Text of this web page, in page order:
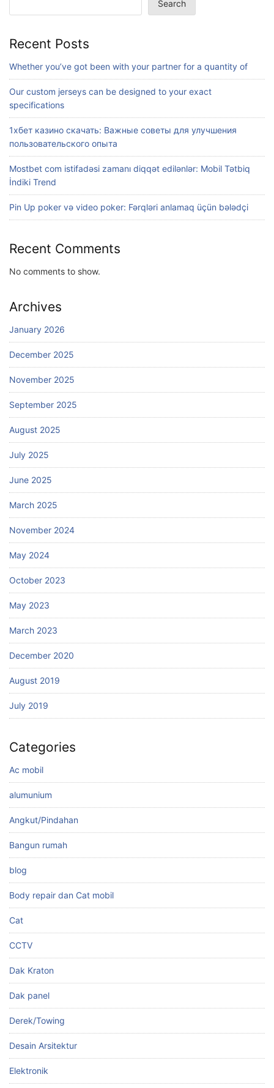
Search
Recent Posts
Whether you’ve got been with your partner for a quantity of
Our custom jerseys can be designed to your exact
specifications
1хбет казино скачать: Важные советы для улучшения
пользовательского опыта
Mostbet com istifadəsi zamanı diqqət edilənlər: Mobil Tətbiq
İndiki Trend
Pin Up poker və video poker: Fərqləri anlamaq üçün bələdçi
Recent Comments
No comments to show.
Archives
January 2026
December 2025
November 2025
September 2025
August 2025
July 2025
June 2025
March 2025
November 2024
May 2024
October 2023
May 2023
March 2023
December 2020
August 2019
July 2019
Categories
Ac mobil
alumunium
Angkut/Pindahan
Bangun rumah
blog
Body repair dan Cat mobil
Cat
CCTV
Dak Kraton
Dak panel
Derek/Towing
Desain Arsitektur
Elektronik